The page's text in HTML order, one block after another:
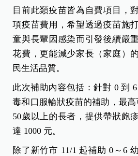
目前此類疫苗皆為自費項目，
項疫苗費用，希望透過疫苗施
童與長輩因感染而引發後續嚴
花費，更能減少家長（家庭）
民生活品質。
此次補助內容包括：針對 0 到
毒和口服輪狀疫苗的補助，最
50歲以上的長者，提供帶狀皰
達 1000 元。
除了新竹市 11/1 起補助 0～6